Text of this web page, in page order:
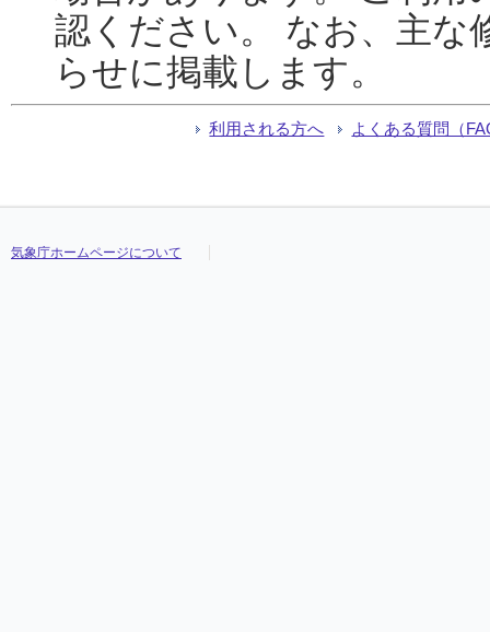
認ください。 なお、主な
らせに掲載します。
利用される方へ よくある質問（
気象庁ホームページについて